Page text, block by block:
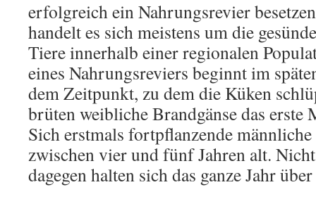
erfolgreich ein Nahrungsrevier
handelt es sich meistens um die
Tiere innerhalb einer regionalen
eines Nahrungsreviers beginnt im
dem Zeitpunkt, zu dem die Küken
brüten weibliche Brandgänse das erste
Sich erstmals fortpflanzende
zwischen vier und fünf Jahren alt.
dagegen halten sich das ganze Jahr